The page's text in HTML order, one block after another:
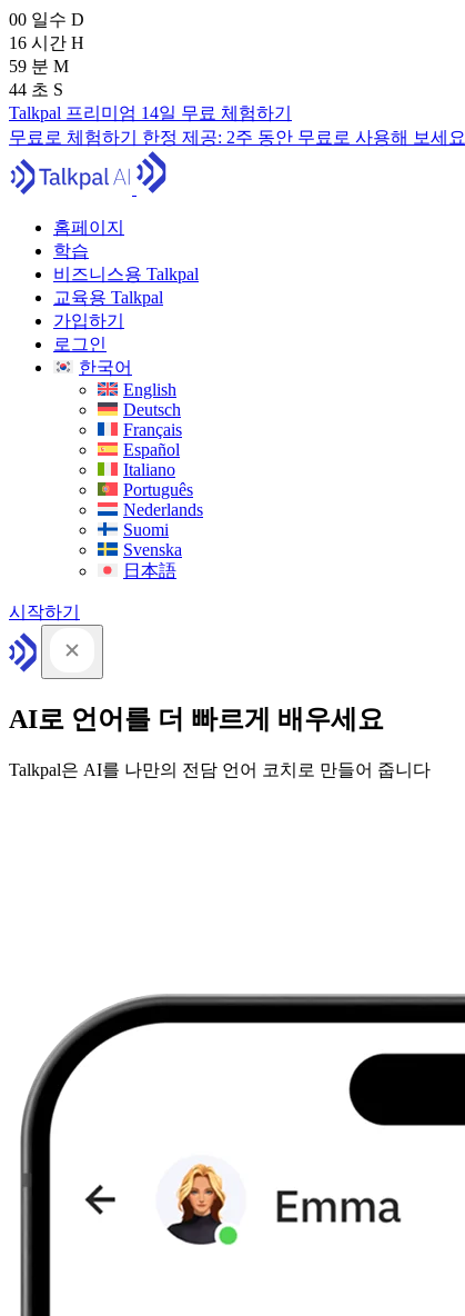
00 일수 D
16 시간 H
59 분 M
42 초 S
Talkpal 프리미엄 14일 무료 체험하기
무료로 체험하기 한정 제공: 2주 동안 무료로 사용해 보세요
홈페이지
학습
비즈니스용 Talkpal
교육용 Talkpal
가입하기
로그인
한국어
English
Deutsch
Français
Español
Italiano
Português
Nederlands
Suomi
Svenska
日本語
시작하기
AI로 언어를 더 빠르게 배우세요
Talkpal은 AI를 나만의 전담 언어 코치로 만들어 줍니다